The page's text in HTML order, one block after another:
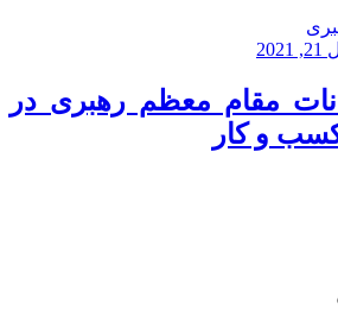
مقام معظم رهبری در
و کار